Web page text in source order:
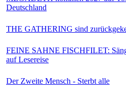
Deutschland
THE GATHERING sind
FEINE SAHNE FISCHFILET:
auf Lesereise
Der Zweite Mensch - Sterbt alle